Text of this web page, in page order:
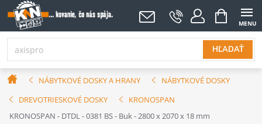
Prejsť
na
obsah
HĽADAŤ
NÁKUPNÝ
KOŠÍK
DomovNÁBYTKOVÉ DOSKY A HRANY
NÁBYTKOVÉ DOSKY
DREVOTRIESKOVÉ DOSKY
KRONOSPAN
KRONOSPAN - DTDL - 0381 BS - Buk - 2800 x 2070 x 18 mm